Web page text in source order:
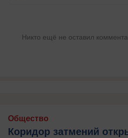
Никто ещё не оставил
Общество
Коридор затмений